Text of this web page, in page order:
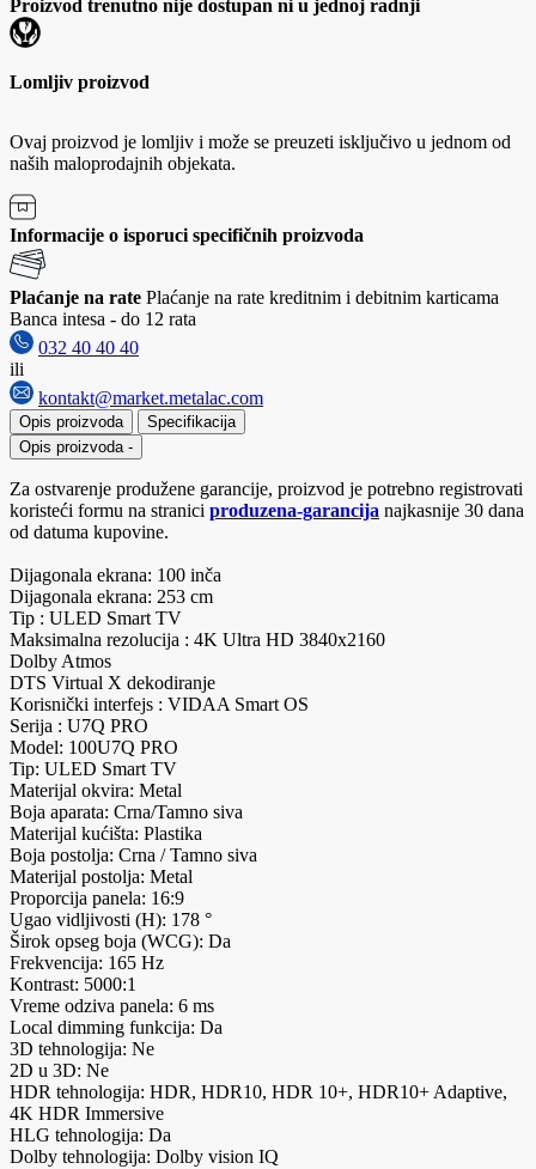
Proizvod trenutno nije dostupan ni u jednoj radnji
Lomljiv proizvod
Ovaj proizvod je lomljiv i može se preuzeti isključivo u jednom od
naših maloprodajnih objekata.
Informacije o isporuci specifičnih proizvoda
Plaćanje na rate Plaćanje na rate kreditnim i debitnim karticama
Banca intesa - do 12 rata
032 40 40 40
ili
kontakt@market.metalac.com
Opis proizvoda
Specifikacija
Opis proizvoda -
Za ostvarenje produžene garancije, proizvod je potrebno registrovati
koristeći formu na stranici produzena-garancija najkasnije 30 dana
od datuma kupovine.
Dijagonala ekrana: 100 inča
Dijagonala ekrana: 253 cm
Tip : ULED Smart TV
Maksimalna rezolucija : 4K Ultra HD 3840x2160
Dolby Atmos
DTS Virtual X dekodiranje
Korisnički interfejs : VIDAA Smart OS
Serija : U7Q PRO
Model: 100U7Q PRO
Tip: ULED Smart TV
Materijal okvira: Metal
Boja aparata: Crna/Tamno siva
Materijal kućišta: Plastika
Boja postolja: Crna / Tamno siva
Materijal postolja: Metal
Proporcija panela: 16:9
Ugao vidljivosti (H): 178 °
Širok opseg boja (WCG): Da
Frekvencija: 165 Hz
Kontrast: 5000:1
Vreme odziva panela: 6 ms
Local dimming funkcija: Da
3D tehnologija: Ne
2D u 3D: Ne
HDR tehnologija: HDR, HDR10, HDR 10+, HDR10+ Adaptive,
4K HDR Immersive
HLG tehnologija: Da
Dolby tehnologija: Dolby vision IQ